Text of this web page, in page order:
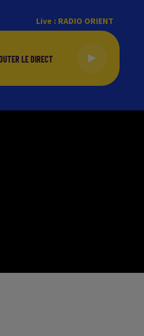
Live : RADIO ORIENT